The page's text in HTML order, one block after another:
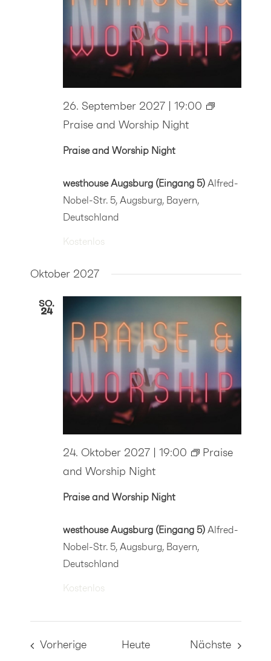
Praise and Worship Night
26. September 2027 | 19:00
Praise and Worship Night
westhouse Augsburg (Eingang 5) Alfred-
Nobel-Str. 5, Augsburg, Bayern,
Deutschland
Kostenlos
Oktober 2027
SO.
24
Praise and Worship Night
24. Oktober 2027 | 19:00
Praise
and Worship Night
westhouse Augsburg (Eingang 5) Alfred-
Nobel-Str. 5, Augsburg, Bayern,
Deutschland
Kostenlos
VorherigeVeranstaltungen
Heute Nächste